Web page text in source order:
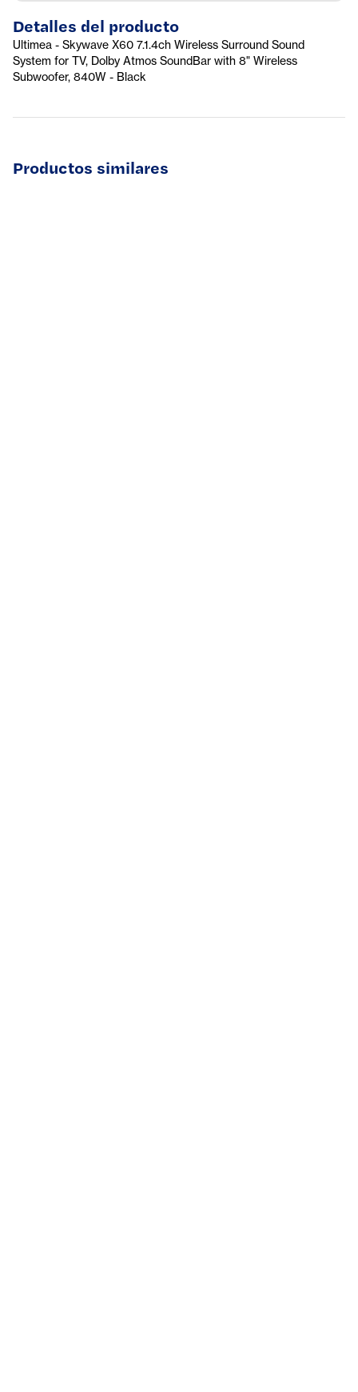
Detalles del producto
Ultimea - Skywave X60 7.1.4ch Wireless Surround Sound
System for TV, Dolby Atmos SoundBar with 8" Wireless
Subwoofer, 840W - Black
Productos similares